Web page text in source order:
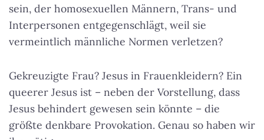
sein, der homosexuellen Männern, Trans- und
Interpersonen entgegenschlägt, weil sie
vermeintlich männliche Normen verletzen?
Gekreuzigte Frau? Jesus in Frauenkleidern? Ein
queerer Jesus ist – neben der Vorstellung, dass
Jesus behindert gewesen sein könnte – die
größte denkbare Provokation. Genau so haben wir